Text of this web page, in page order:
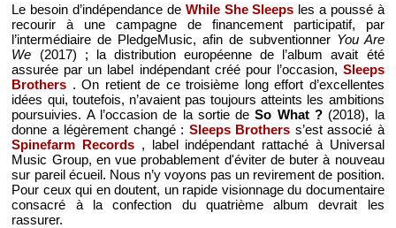
Le besoin d’indépendance de While She Sleeps les a poussé à
recourir à une campagne de financement participatif, par
l’intermédiaire de PledgeMusic, afin de subventionner You Are
We (2017) ; la distribution européenne de l’album avait été
assurée par un label indépendant créé pour l’occasion, Sleeps
Brothers . On retient de ce troisième long effort d’excellentes
idées qui, toutefois, n’avaient pas toujours atteints les ambitions
poursuivies. A l’occasion de la sortie deSo What ? (2018), la
donne a légèrement changé : Sleeps Brothers s’est associé à
Spinefarm Records , label indépendant rattaché à Universal
Music Group, en vue probablement d'éviter de buter à nouveau
sur pareil écueil. Nous n’y voyons pas un revirement de position.
Pour ceux qui en doutent, un rapide visionnage du documentaire
consacré à la confection du quatrième album devrait les
rassurer.